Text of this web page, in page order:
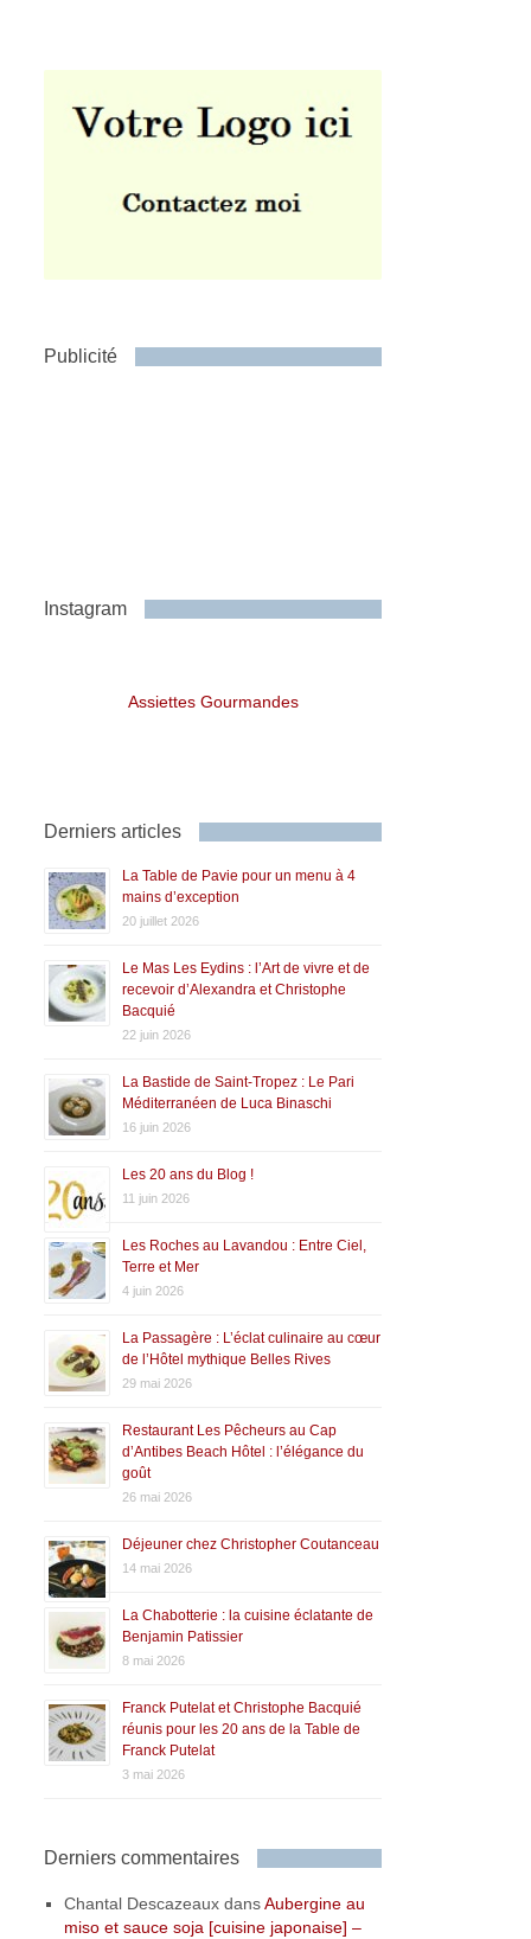
Publicité
Instagram
Assiettes Gourmandes
Derniers articles
La Table de Pavie pour un menu à 4
mains d’exception
20 juillet 2026
Le Mas Les Eydins : l’Art de vivre et de
recevoir d’Alexandra et Christophe
Bacquié
22 juin 2026
La Bastide de Saint-Tropez : Le Pari
Méditerranéen de Luca Binaschi
16 juin 2026
Les 20 ans du Blog !
11 juin 2026
Les Roches au Lavandou : Entre Ciel,
Terre et Mer
4 juin 2026
La Passagère : L’éclat culinaire au cœur
de l’Hôtel mythique Belles Rives
29 mai 2026
Restaurant Les Pêcheurs au Cap
d’Antibes Beach Hôtel : l’élégance du
goût
26 mai 2026
Déjeuner chez Christopher Coutanceau
14 mai 2026
La Chabotterie : la cuisine éclatante de
Benjamin Patissier
8 mai 2026
Franck Putelat et Christophe Bacquié
réunis pour les 20 ans de la Table de
Franck Putelat
3 mai 2026
Derniers commentaires
Chantal Descazeaux dansAubergine au
miso et sauce soja [cuisine japonaise] –